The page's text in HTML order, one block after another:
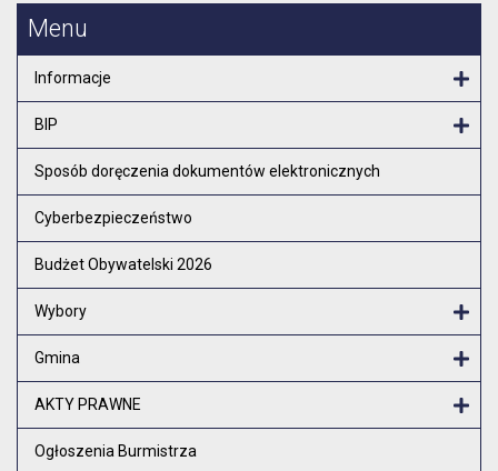
Menu
Informacje
BIP
Sposób doręczenia dokumentów elektronicznych
Cyberbezpieczeństwo
Budżet Obywatelski 2026
Wybory
Gmina
AKTY PRAWNE
Ogłoszenia Burmistrza